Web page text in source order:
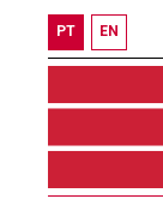
PT EN